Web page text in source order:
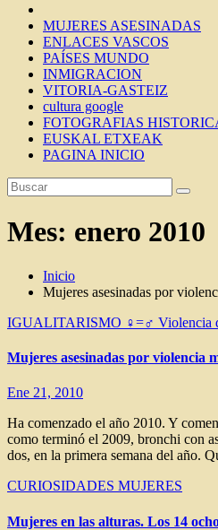
MUJERES ASESINADAS
ENLACES VASCOS
PAÍSES MUNDO
INMIGRACION
VITORIA-GASTEIZ
cultura google
FOTOGRAFIAS
EUSKAL ETXEAK
PAGINA INICIO
Mes: enero 2010
Inicio
Mujeres asesinadas por
IGUALITARISMO ♀=♂ Violencia
Mujeres asesinadas por violencia
Ene 21, 2010
Ha comenzado el año 2010. Y
como terminó el 2009, bronchi con
dos, en la primera semana del año.
CURIOSIDADES MUJERES
Mujeres en las alturas. Los 14